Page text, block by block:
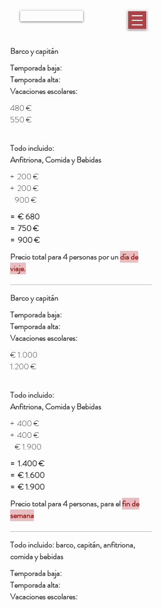
Barco y capitán
Temporada baja:
Temporada alta:
Vacaciones escolares:
480 €
550 €
Todo incluido:
Anfitriona, Comida y Bebidas
+ 200 €
+ 200 €
900 €
= € 680
= 750 €
= 900 €
Precio total para 4 personas por undía de
viaje.
Barco y capitán
Temporada baja:
Temporada alta:
Vacaciones escolares:
€ 1.000
1.200 €
Todo incluido:
Anfitriona, Comida y Bebidas
+ 400 €
+ 400 €
€ 1.900
= 1.400 €
= € 1.600
= € 1.900
Precio total para 4 personas, para elfin de
semana
Todo incluido: barco, capitán, anfitriona,
comida y bebidas
Temporada baja:
Temporada alta:
Vacaciones escolares: